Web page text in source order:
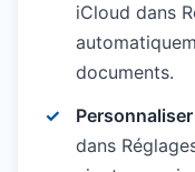
iCloud dans
documents.
dans